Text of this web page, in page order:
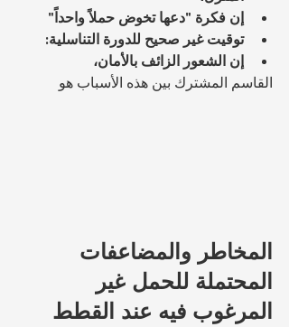
إن فكرة "دعها تخوض حملاً واحداً"
توقيت غير صحيح للدورة التناسلية:
إن الشعور الزائف بالأمان،
القاسم المشترك بين هذه الأسباب هو
المخاطر والمضاعفات
المحتملة للحمل غير
المرغوب فيه عند القطط